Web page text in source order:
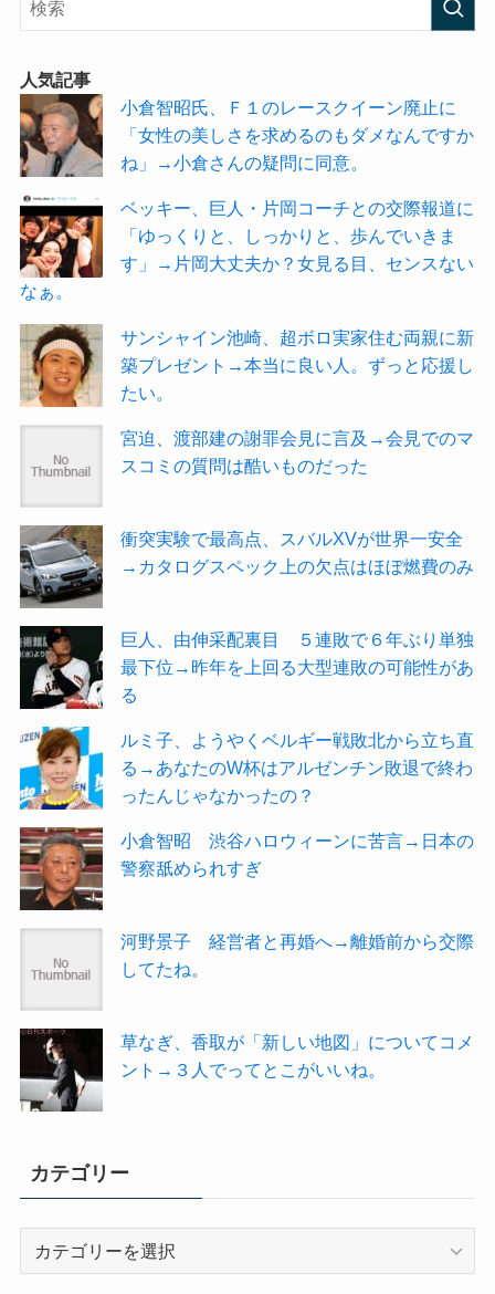
人気記事
小倉智昭氏、Ｆ１のレースクイーン廃止に
「女性の美しさを求めるのもダメなんですか
ね」→小倉さんの疑問に同意。
ベッキー、巨人・片岡コーチとの交際報道に
「ゆっくりと、しっかりと、歩んでいきま
す」→片岡大丈夫か？女見る目、センスない
なぁ。
サンシャイン池崎、超ボロ実家住む両親に新
築プレゼント→本当に良い人。ずっと応援し
たい。
宮迫、渡部建の謝罪会見に言及→会見でのマ
スコミの質問は酷いものだった
衝突実験で最高点、スバルXVが世界一安全
→カタログスペック上の欠点はほぼ燃費のみ
巨人、由伸采配裏目 ５連敗で６年ぶり単独
最下位→昨年を上回る大型連敗の可能性があ
る
ルミ子、ようやくベルギー戦敗北から立ち直
る→あなたのW杯はアルゼンチン敗退で終わ
ったんじゃなかったの？
小倉智昭 渋谷ハロウィーンに苦言→日本の
警察舐められすぎ
河野景子 経営者と再婚へ→離婚前から交際
してたね。
草なぎ、香取が「新しい地図」についてコメ
ント→３人でってとこがいいね。
カテゴリー